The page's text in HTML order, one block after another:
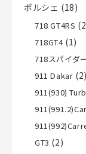
ポルシェ (18)
718 GT4RS
718GT4(1)
718スパイダ
911 Dakar (2)
911(930)
GT3 (2)